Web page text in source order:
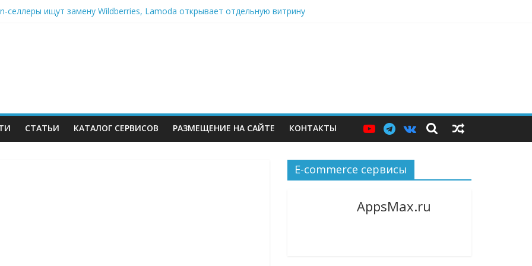
селлеры ищут замену Wildberries, Lamoda открывает отдельную витрину
СТАТЬИ КАТАЛОГ СЕРВИСОВ РАЗМЕЩЕНИЕ НА САЙТЕ КОНТАКТЫ
E-commerce сервисы
AppsMax.ru